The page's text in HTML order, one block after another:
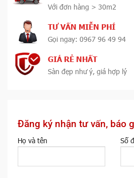
Với đơn hàng > 30m2
TƯ VẤN MIỄN PHÍ
Gọi ngay: 0967 96 49 94
GIÁ RẺ NHẤT
Sàn đẹp như ý, giá hợp lý
Đăng ký nhận tư vấn, báo
Họ và tên Số